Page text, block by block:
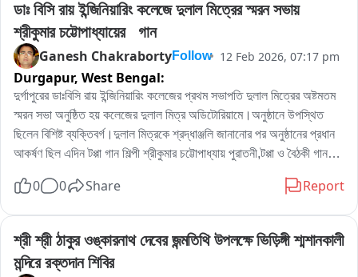
ডাঃ বিসি রায় ইন্জিনিয়ারিং কলেজে দুলাল মিত্রের স্মরন সভায়
শ্রীকুমার চট্টোপাধ্যায়ের   গান
Ganesh ChakrabortyFollow 12 Feb 2026, 07:17 pm
Durgapur, West Bengal:
দুর্গাপুরের ডাঃবিসি রায় ইন্জিনিয়ারিং কলেজের প্রথম সভাপতি দুলাল মিত্রের অষ্টমতম
স্মরন সভা অনুষ্ঠিত হয় কলেজের দুলাল মিত্র অডিটোরিয়ামে।অনুষ্ঠানে উপস্থিত
ছিলেন বিশিষ্ট ব্যক্তিবর্গ।দুলাল মিত্রকে শ্রদ্ধাঞ্জলি জানানোর পর অনুষ্ঠানের প্রধান
আকর্ষণ ছিল এদিন টপ্পা গান শিল্পী শ্রীকুমার চট্টোপাধ্যায় পুরাতনী,টপ্পা ও বৈঠকী গান।
রাখেন।সেই সঙ্গে শ্রীকুমার চট্টোপাধ্যায়ের পুত্র ঋষিকুমার চট্টোপাধ্যায়ের তবলার বোল
অন্যমাত্রা যোগ করে।
0 0 Share Report
শ্রী শ্রী ঠাকুর ওঙ্কারনাথ দেবের জন্মতিথি উপলক্ষে ভিড়িঙ্গী শ্মশানকালী
মন্দিরে রক্তদান শিবির